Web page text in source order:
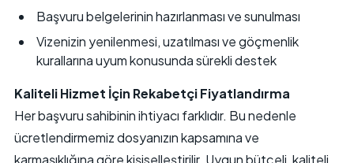
Başvuru belgelerinin hazırlanması ve sunulması
Vizenizin yenilenmesi, uzatılması ve göçmenlik
kurallarına uyum konusunda sürekli destek
Kaliteli Hizmet İçin Rekabetçi Fiyatlandırma
Her başvuru sahibinin ihtiyacı farklıdır. Bu nedenle
ücretlendirmemiz dosyanızın kapsamına ve
karmaşıklığına göre kişiselleştirilir. Uygun bütçeli, kaliteli